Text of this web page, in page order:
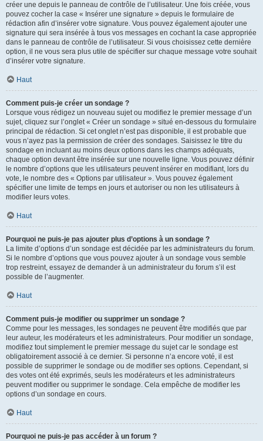
créer une depuis le panneau de contrôle de l’utilisateur. Une fois créée, vous
pouvez cocher la case « Insérer une signature » depuis le formulaire de
rédaction afin d’insérer votre signature. Vous pouvez également ajouter une
signature qui sera insérée à tous vos messages en cochant la case appropriée
dans le panneau de contrôle de l’utilisateur. Si vous choisissez cette dernière
option, il ne vous sera plus utile de spécifier sur chaque message votre souhait
d’insérer votre signature.
Haut
Comment puis-je créer un sondage ?
Lorsque vous rédigez un nouveau sujet ou modifiez le premier message d’un
sujet, cliquez sur l’onglet « Créer un sondage » situé en-dessous du formulaire
principal de rédaction. Si cet onglet n’est pas disponible, il est probable que
vous n’ayez pas la permission de créer des sondages. Saisissez le titre du
sondage en incluant au moins deux options dans les champs adéquats,
chaque option devant être insérée sur une nouvelle ligne. Vous pouvez définir
le nombre d’options que les utilisateurs peuvent insérer en modifiant, lors du
vote, le nombre des « Options par utilisateur ». Vous pouvez également
spécifier une limite de temps en jours et autoriser ou non les utilisateurs à
modifier leurs votes.
Haut
Pourquoi ne puis-je pas ajouter plus d’options à un sondage ?
La limite d’options d’un sondage est décidée par les administrateurs du forum.
Si le nombre d’options que vous pouvez ajouter à un sondage vous semble
trop restreint, essayez de demander à un administrateur du forum s’il est
possible de l’augmenter.
Haut
Comment puis-je modifier ou supprimer un sondage ?
Comme pour les messages, les sondages ne peuvent être modifiés que par
leur auteur, les modérateurs et les administrateurs. Pour modifier un sondage,
modifiez tout simplement le premier message du sujet car le sondage est
obligatoirement associé à ce dernier. Si personne n’a encore voté, il est
possible de supprimer le sondage ou de modifier ses options. Cependant, si
des votes ont été exprimés, seuls les modérateurs et les administrateurs
peuvent modifier ou supprimer le sondage. Cela empêche de modifier les
options d’un sondage en cours.
Haut
Pourquoi ne puis-je pas accéder à un forum ?